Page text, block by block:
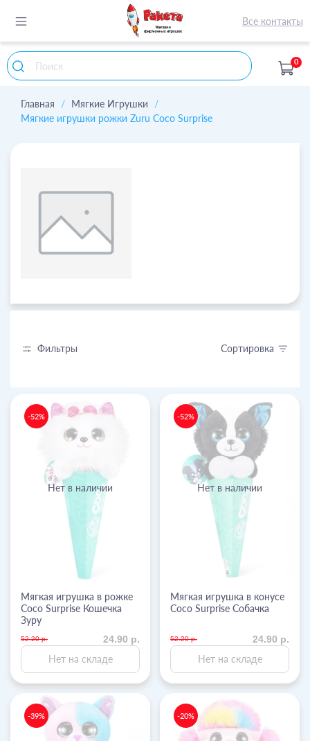
Все контакты
0
Главная
Мягкие Игрушки
Мягкие игрушки рожки Zuru Coco Surprise
Фильтры Сортировка
Нет в наличии
-52%
Мягкая игрушка в рожке
Coco Surprise Кошечка
Зуру
52.20 р. 24.90 р.
Нет на складе
Нет в наличии
-52%
Мягкая игрушка в конусе
Coco Surprise Собачка
52.20 р. 24.90 р.
Нет на складе
-39% -20%